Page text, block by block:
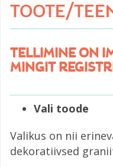
TOOTE/
TELLIMINE ON
MINGIT
Vali toode
Valikus on nii
dekoratiivsed